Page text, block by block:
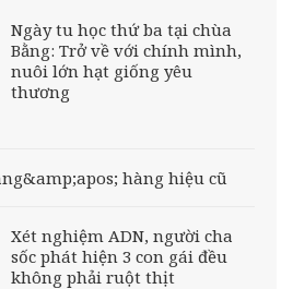
Ngày tu học thứ ba tại chùa
Bằng: Trở về với chính mình,
nuôi lớn hạt giống yêu
thương
hàng hiệu cũ
Xét nghiệm ADN, người cha
sốc phát hiện 3 con gái đều
không phải ruột thịt